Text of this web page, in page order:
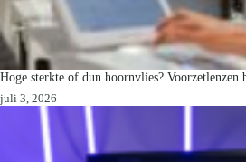
Hoge sterkte of dun hoornvlies? Voorzetlenzen
juli 3, 2026